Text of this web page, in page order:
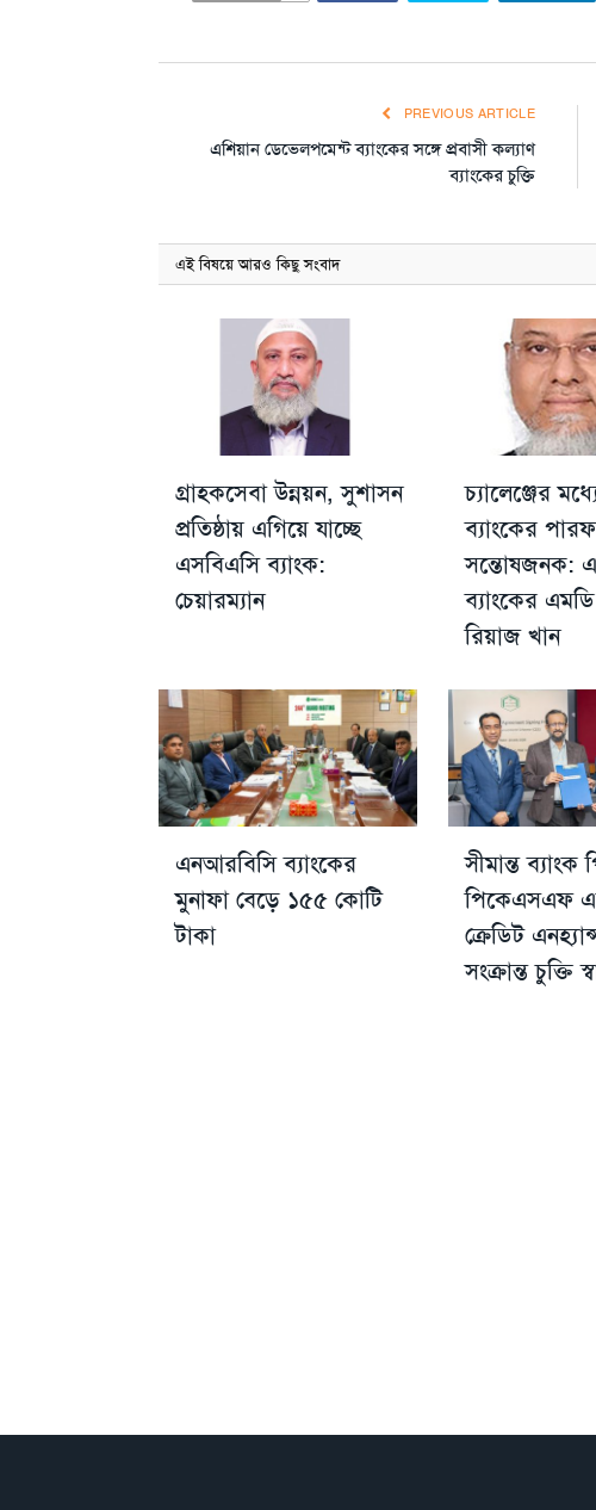
PREVIOUS ARTICLE
এশিয়ান ডেভেলপমেন্ট ব্যাংকের সঙ্গে প্রবাসী কল্যাণ
ব্যাংকের চুক্তি
এই বিষয়ে আরও কিছু সংবাদ
গ্রাহকসেবা উন্নয়ন, সুশাসন
প্রতিষ্ঠায় এগিয়ে যাচ্ছে
এসবিএসি ব্যাংক:
চেয়ারম্যান
চ্যালেঞ্জের
ব্যাংকের
সন্তোষজনক:
ব্যাংকের
রিয়াজ খান
এনআরবিসি ব্যাংকের
মুনাফা বেড়ে ১৫৫ কোটি
টাকা
সীমান্ত
পিকেএসএফ
ক্রেডিট
সংক্রান্ত চুক্তি